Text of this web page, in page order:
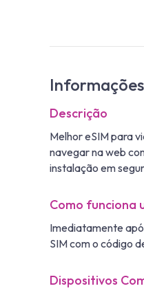
Descrição
Melhor eSIM para
navegar na web
instalação em
Como funciona
Imediatamente
SIM com o código
Dispositivos